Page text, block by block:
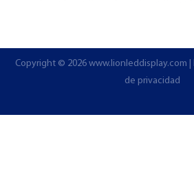
Copyright © 2026 www.lionleddisplay.com
de privacidad